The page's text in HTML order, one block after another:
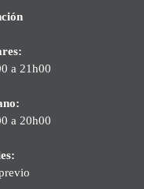
a 21h00
a 20h00